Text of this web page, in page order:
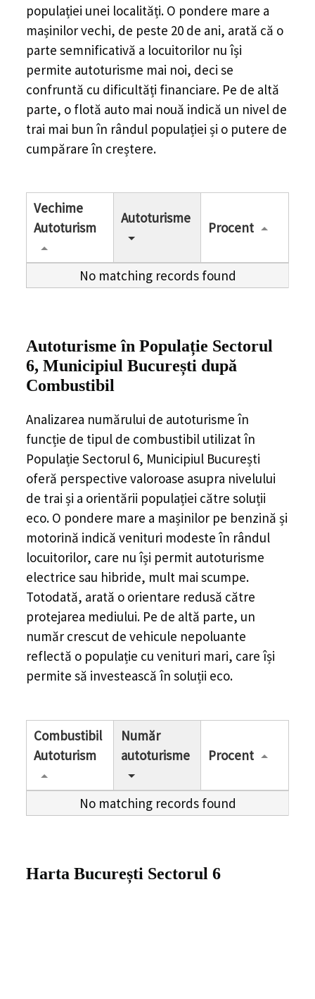
populației unei localități. O pondere mare a
mașinilor vechi, de peste 20 de ani, arată că o
parte semnificativă a locuitorilor nu își
permite autoturisme mai noi, deci se
confruntă cu dificultăți financiare. Pe de altă
parte, o flotă auto mai nouă indică un nivel de
trai mai bun în rândul populației și o putere de
cumpărare în creștere.
Vechime
Autoturism
Autoturisme
Procent
No matching records found
Autoturisme în Populație Sectorul
6, Municipiul București după
Combustibil
Analizarea numărului de autoturisme în
funcție de tipul de combustibil utilizat în
Populație Sectorul 6, Municipiul București
oferă perspective valoroase asupra nivelului
de trai și a orientării populației către soluții
eco. O pondere mare a mașinilor pe benzină și
motorină indică venituri modeste în rândul
locuitorilor, care nu își permit autoturisme
electrice sau hibride, mult mai scumpe.
Totodată, arată o orientare redusă către
protejarea mediului. Pe de altă parte, un
număr crescut de vehicule nepoluante
reflectă o populație cu venituri mari, care își
permite să investească în soluții eco.
Combustibil
Autoturism
Număr
autoturisme
Procent
No matching records found
Harta București Sectorul 6